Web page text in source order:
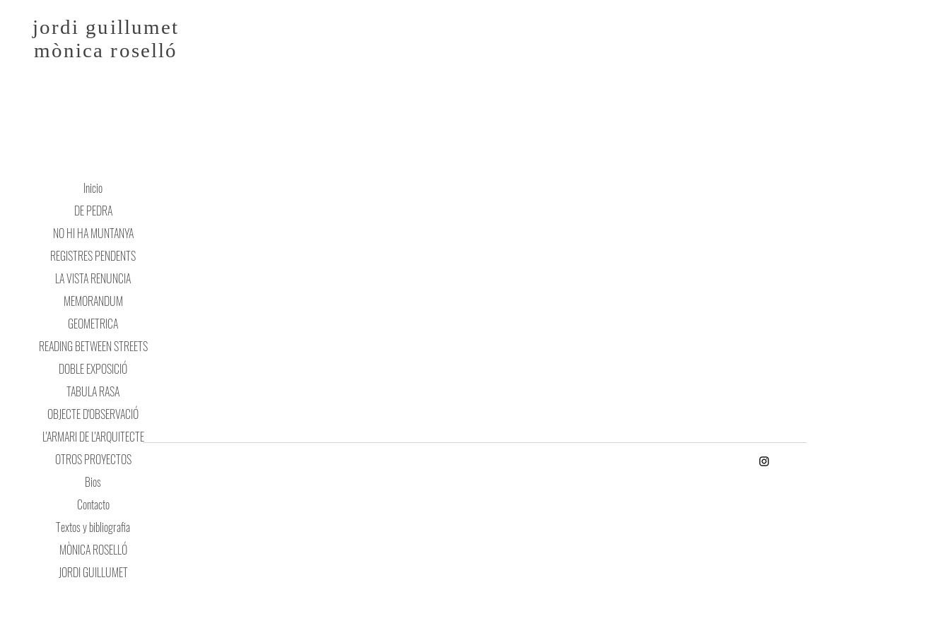
jordi guillumet
mònica roselló
Inicio
DE PEDRA
NO HI HA MUNTANYA
REGISTRES PENDENTS
LA VISTA RENUNCIA
MEMORANDUM
GEOMETRICA
READING BETWEEN STREETS
DOBLE EXPOSICIÓ
TABULA RASA
OBJECTE D'OBSERVACIÓ
L'ARMARI DE L'ARQUITECTE
OTROS PROYECTOS
Bios
Contacto
Textos y bibliografia
MÒNICA ROSELLÓ
JORDI GUILLUMET